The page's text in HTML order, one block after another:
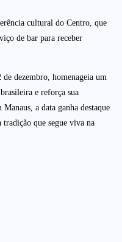
cultural do Centro, que
de bar para receber
dezembro, homenageia um
e reforça sua
a data ganha destaque
que segue viva na